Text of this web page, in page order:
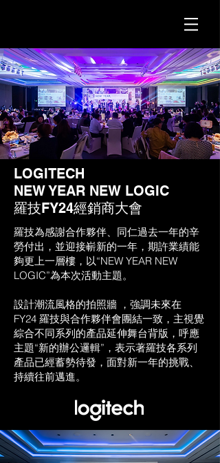
LOGITECH
NEW YEAR NEW LOGIC
羅技FY24經銷商大會
羅技為感謝合作夥伴、同仁過去一年的辛
勞付出，並迎接嶄新的一年，期許業績能
夠更上一層樓，以“NEW YEAR NEW
LOGIC”為本次活動主題。
設計潮流風格的拍照牆 ，強調未來在
FY24 羅技與合作夥伴會團結一致，主視覺
綜合不同系列的產品延伸舞台背版，呼應
主題“新的辦公邏輯”，表示著羅技各系列
產品已經蓄勢待發，面對新一年的挑戰、
持續往前邁進。